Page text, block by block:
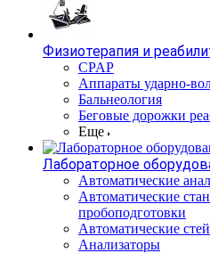
Физиотерапия и
CPAP
Аппараты ударно-
Бальнеология
Беговые дорожки
Еще
Лабораторное
Автоматические
Автоматические
пробоподготовки
Автоматические
Анализаторы